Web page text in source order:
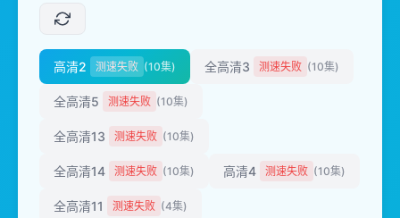
高清2 测速失败 (10集) 全高清3 测速失败 (10集)
全高清5 测速失败 (10集)
全高清13 测速失败 (10集)
全高清14 测速失败 (10集) 高清4 测速失败 (10集)
全高清11 测速失败 (4集)